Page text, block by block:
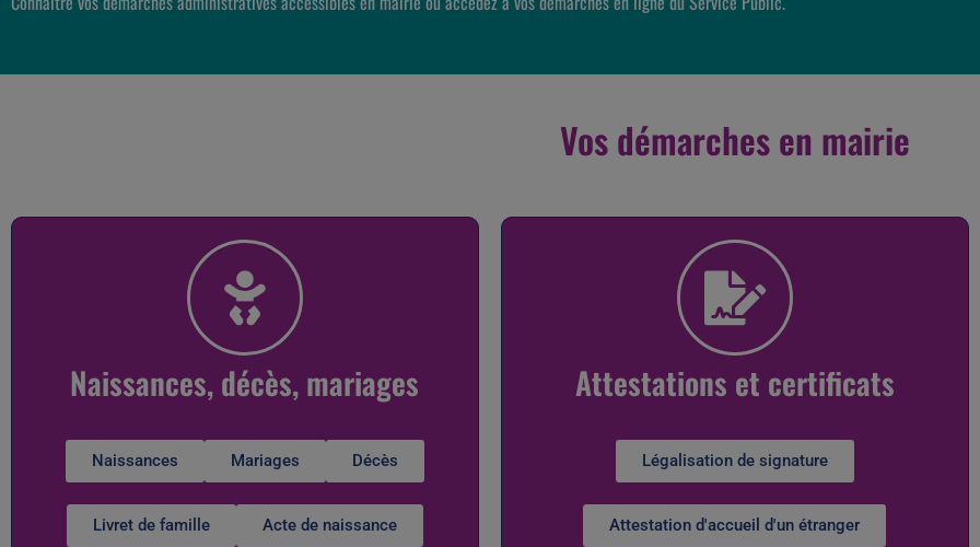
Vos démarches en mairie
Naissances, décès, mariages
Naissances Mariages Décès
Livret de famille Acte de naissance
Attestations et certificats
Légalisation de signature
Attestation d'accueil d'un étranger